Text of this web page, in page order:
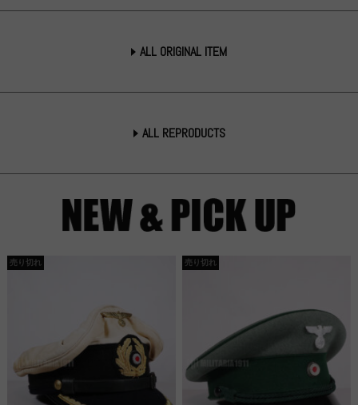
ALL ORIGINAL ITEM
ALL REPRODUCTS
売り切れ 売り切れ